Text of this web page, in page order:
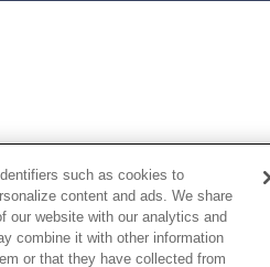
such as cookies to
content and ads. We share
our website with our analytics and
combine it with other information
or that they have collected from